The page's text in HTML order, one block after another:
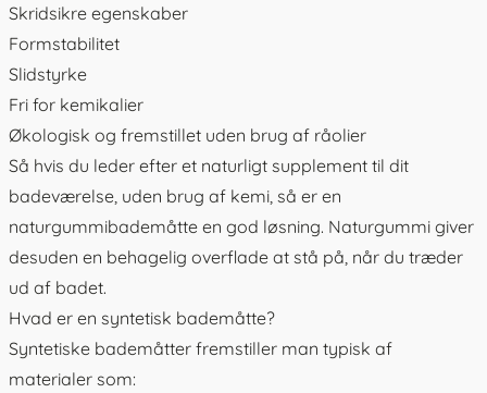
Skridsikre egenskaber
Formstabilitet
Slidstyrke
Fri for kemikalier
Økologisk og fremstillet uden brug af råolier
Så hvis du leder efter et naturligt supplement til dit
badeværelse, uden brug af kemi, så er en
naturgummibademåtte en god løsning. Naturgummi giver
desuden en behagelig overflade at stå på, når du træder
ud af badet.
Hvad er en syntetisk bademåtte?
Syntetiske bademåtter fremstiller man typisk af
materialer som: